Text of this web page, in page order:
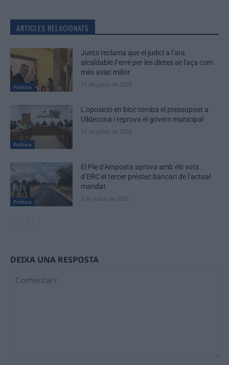
ARTICLES RELACIONATS
Política
Junts reclama que el judici a l’ara
alcaldable Ferré per les dietes se faça com
més aviat millor
10 de juliol de 2026
Política
L’oposició en bloc tomba el pressupost a
Ulldecona i reprova el govern municipal
10 de juliol de 2026
Política
El Ple d’Amposta aprova amb els vots
d’ERC el tercer préstec bancari de l’actual
mandat
3 de juliol de 2026
DEIXA UNA RESPOSTA